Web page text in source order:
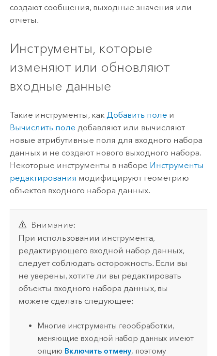
создают сообщения, выходные значения или
отчеты.
Инструменты, которые
изменяют или обновляют
входные данные
Такие инструменты, как Добавить поле и
Вычислить поле добавляют или вычисляют
новые атрибутивные поля для входного набора
данных и не создают нового выходного набора.
Некоторые инструменты в наборе Инструменты
редактирования модифицируют геометрию
объектов входного набора данных.
Внимание:
При использовании инструмента,
редактирующего входной набор данных,
следует соблюдать осторожность. Если вы
не уверены, хотите ли вы редактировать
объекты входного набора данных, вы
можете сделать следующее:
Многие инструменты геообработки,
меняющие входной набор данных имеют
опцию Включить отмену, поэтому